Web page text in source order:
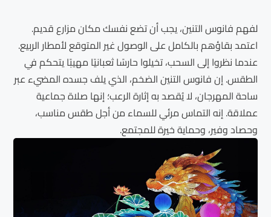
لفهم فانوس التنين، يجب أن تضع نفسك مكان مزارع قديم.
اعتمد بقاؤهم بالكامل على الوصول غير المتوقع لأمطار الربيع.
عندما نظروا إلى السحب، تخيلوا حارسًا ثعبانيًا مهيبًا يتحكم في
الطقس. إن فانوس التنين الضخم، الذي يلف جسده المضيء عبر
ساحة المهرجان، لا يُقصد به إثارة الرعب؛ إنها صلاة جماعية
عملاقة. إنه التماس مرئي للسماء من أجل طقس مناسب،
وحصاد وفير، وحماية خيرة للمجتمع.